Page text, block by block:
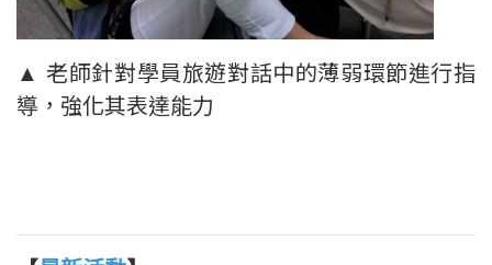
▲ 老師針對學員旅遊對話中的薄弱環節進行指
導，強化其表達能力